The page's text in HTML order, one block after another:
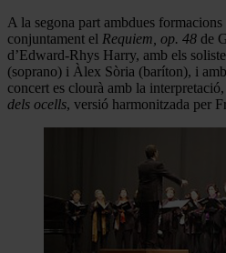
A la segona part ambdues
conjuntament el Requiem, op. 48 de
d’Edward-Rhys Harry, amb els
(soprano) i Àlex Sòria (baríton), i
concert es clourà amb la
dels ocells, versió harmonitzada per